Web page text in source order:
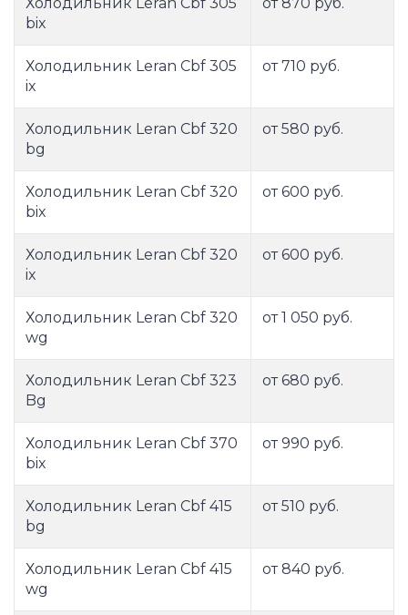
bix
Холодильник Leran Cbf 305
ix
от 710 руб.
Холодильник Leran Cbf 320
bg
от 580 руб.
Холодильник Leran Cbf 320
bix
от 600 руб.
Холодильник Leran Cbf 320
ix
от 600 руб.
Холодильник Leran Cbf 320
wg
от 1 050 руб.
Холодильник Leran Cbf 323
Bg
от 680 руб.
Холодильник Leran Cbf 370
bix
от 990 руб.
Холодильник Leran Cbf 415
bg
от 510 руб.
Холодильник Leran Cbf 415
wg
от 840 руб.